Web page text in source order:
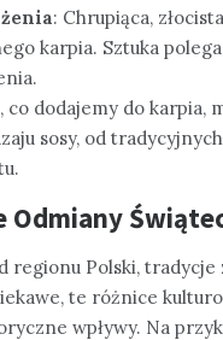
: Chrupiąca,
karpia. Sztuka
co dodajemy do karpia,
sosy, od
Odmiany
regionu Polski,
te różnice
wpływy. Na